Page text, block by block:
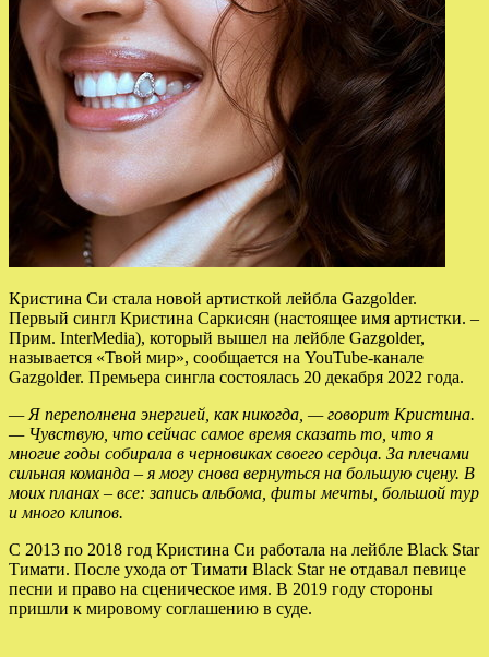
Кристина Си стала новой артисткой лейбла Gazgolder.
Первый сингл Кристина Саркисян (настоящее имя артистки. –
Прим. InterMedia), который вышел на лейбле Gazgolder,
называется «Твой мир», сообщается на YouTube-канале
Gazgolder. Премьера сингла состоялась 20 декабря 2022 года.
— Я переполнена энергией, как никогда, — говорит Кристина.
— Чувствую, что сейчас самое время сказать то, что я
многие годы собирала в черновиках своего сердца. За плечами
сильная команда – я могу снова вернуться на большую сцену. В
моих планах – все: запись альбома, фиты мечты, большой тур
и много клипов.
С 2013 по 2018 год Кристина Си работала на лейбле Black Star
Тимати. После ухода от Тимати Black Star не отдавал певице
песни и право на сценическое имя. В 2019 году стороны
пришли к мировому соглашению в суде.